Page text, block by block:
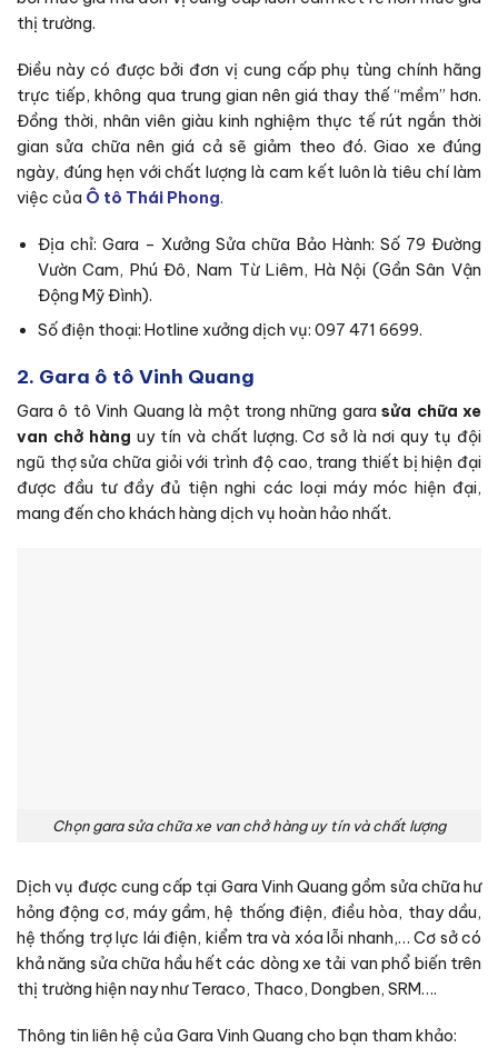
thị trường.
Điều này có được bởi đơn vị cung cấp phụ tùng chính hãng
trực tiếp, không qua trung gian nên giá thay thế “mềm” hơn.
Đồng thời, nhân viên giàu kinh nghiệm thực tế rút ngắn thời
gian sửa chữa nên giá cả sẽ giảm theo đó. Giao xe đúng
ngày, đúng hẹn với chất lượng là cam kết luôn là tiêu chí làm
việc của Ô tô Thái Phong.
Địa chỉ: Gara – Xưởng Sửa chữa Bảo Hành: Số 79 Đường
Vườn Cam, Phú Đô, Nam Từ Liêm, Hà Nội (Gần Sân Vận
Động Mỹ Đình).
Số điện thoại: Hotline xưởng dịch vụ: 097 471 6699.
2. Gara ô tô Vinh Quang
Gara ô tô Vinh Quang là một trong những garasửa chữa xe
van chở hàng uy tín và chất lượng. Cơ sở là nơi quy tụ đội
ngũ thợ sửa chữa giỏi với trình độ cao, trang thiết bị hiện đại
được đầu tư đầy đủ tiện nghi các loại máy móc hiện đại,
mang đến cho khách hàng dịch vụ hoàn hảo nhất.
Chọn gara sửa chữa xe van chở hàng uy tín và chất lượng
Dịch vụ được cung cấp tại Gara Vinh Quang gồm sửa chữa hư
hỏng động cơ, máy gầm, hệ thống điện, điều hòa, thay dầu,
hệ thống trợ lực lái điện, kiểm tra và xóa lỗi nhanh,… Cơ sở có
khả năng sửa chữa hầu hết các dòng xe tải van phổ biến trên
thị trường hiện nay như Teraco, Thaco, Dongben, SRM….
Thông tin liên hệ của Gara Vinh Quang cho bạn tham khảo: